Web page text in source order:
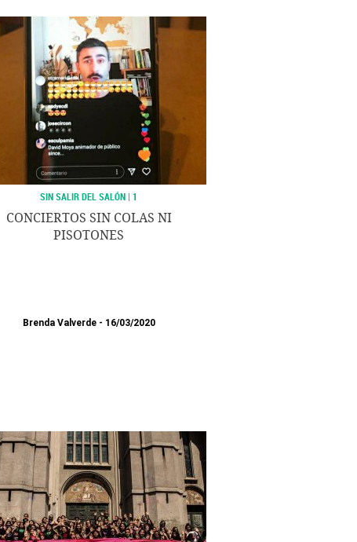
SIN SALIR DEL SALÓN | 1
CONCIERTOS SIN COLAS NI
PISOTONES
Brenda Valverde 16/03/2020